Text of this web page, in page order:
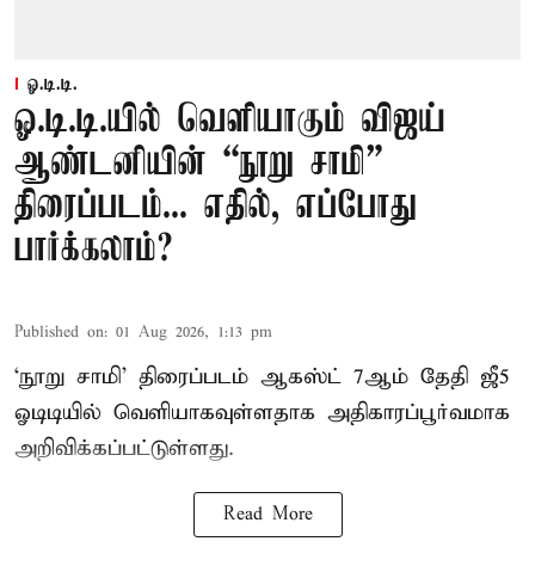
ஓ.டி.டி.
ஓ.டி.டி.யில் வெளியாகும் விஜய்
ஆண்டனியின் “நூறு சாமி”
திரைப்படம்... எதில், எப்போது
பார்க்கலாம்?
Published on: 01 Aug 2026, 1:13 pm
‘நூறு சாமி’ திரைப்படம் ஆகஸ்ட் 7ஆம் தேதி ஜீ5
ஓடிடியில் வெளியாகவுள்ளதாக அதிகாரப்பூர்வமாக
அறிவிக்கப்பட்டுள்ளது.
Read More